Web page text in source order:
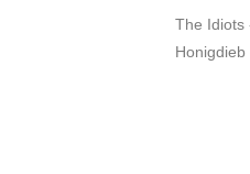
The Idiots
Honigdieb